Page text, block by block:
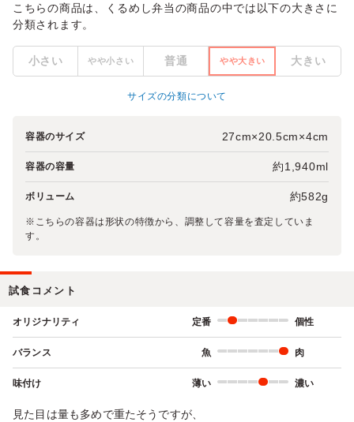
こちらの商品は、くるめし弁当の商品の中では以下の大きさに
分類されます。
小さい やや小さい 普通 やや大きい 大きい
サイズの分類について
容器のサイズ 27cm×20.5cm×4cm
容器の容量 約1,940ml
ボリューム 約582g
※こちらの容器は形状の特徴から、調整して容量を査定していま
す。
試食コメント
オリジナリティ 定番 個性
バランス 魚 肉
味付け 薄い 濃い
見た目は量も多めで重たそうですが、